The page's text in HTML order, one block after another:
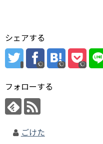
シェアする
フォローする
ごけた